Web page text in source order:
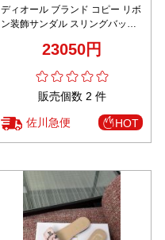
ディオール ブランド コピー リボ
ン装飾サンダル スリングバック
23050円
販売個数 2 件
佐川急便 HOT